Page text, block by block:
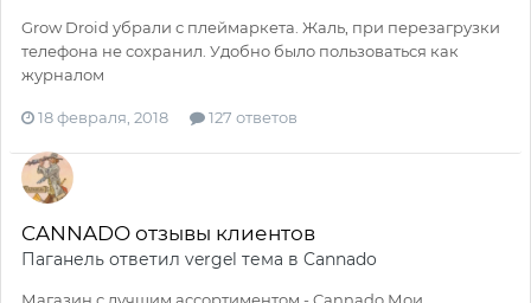
Grow Droid убрали с плеймаркета. Жаль, при перезагрузки
телефона не сохранил. Удобно было пользоваться как
журналом
18 февраля, 2018 127 ответов
CANNADO отзывы клиентов
Паганель ответил vergel тема в Cannado
Магазин с лучшим ассортиментом - Cannado Мои